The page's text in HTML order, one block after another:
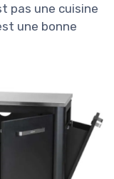
pas une cuisine
une bonne